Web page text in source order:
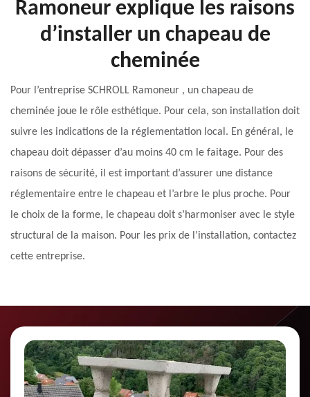
Ramoneur explique les raisons
d’installer un chapeau de
cheminée
Pour l’entreprise SCHROLL Ramoneur , un chapeau de
cheminée joue le rôle esthétique. Pour cela, son installation doit
suivre les indications de la réglementation local. En général, le
chapeau doit dépasser d’au moins 40 cm le faitage. Pour des
raisons de sécurité, il est important d’assurer une distance
réglementaire entre le chapeau et l’arbre le plus proche. Pour
le choix de la forme, le chapeau doit s’harmoniser avec le style
structural de la maison. Pour les prix de l’installation, contactez
cette entreprise.